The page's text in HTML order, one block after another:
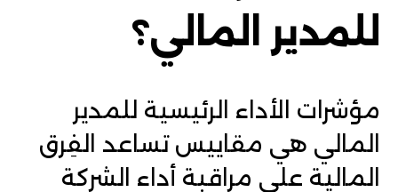
للمدير المالي؟
مؤشرات الأداء الرئيسية للمدير
المالي هي مقاييس تساعد الفِرق
المالية على مراقبة أداء الشركة